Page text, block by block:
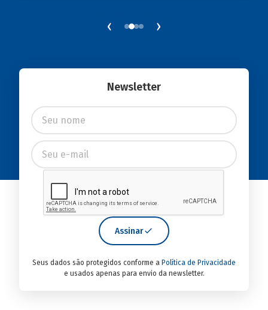
‹ ›
Newsletter
Assinar
Seus dados são protegidos conforme a Política de Privacidade
e usados apenas para envio da newsletter.